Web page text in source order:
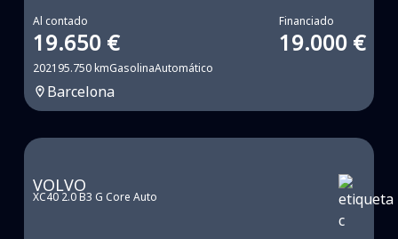
Al contado
19.650 €
Financiado
19.000 €
2021 95.750 kmGasolinaAutomático
Barcelona
VOLVO
XC40 2.0 B3 G Core Auto